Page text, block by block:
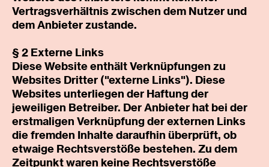
METZGEREI
CATERING
KARRIERE
KONTAKT
Vertragsverhältnis zwischen dem Nutzer und
dem Anbieter zustande.
§ 2 Externe Links
Diese Website enthält Verknüpfungen zu
Websites Dritter ("externe Links"). Diese
Websites unterliegen der Haftung der
jeweiligen Betreiber. Der Anbieter hat bei der
erstmaligen Verknüpfung der externen Links
die fremden Inhalte daraufhin überprüft, ob
etwaige Rechtsverstöße bestehen. Zu dem
Zeitpunkt waren keine Rechtsverstöße